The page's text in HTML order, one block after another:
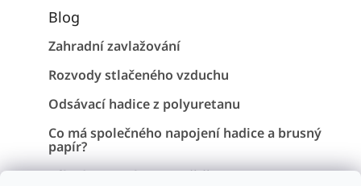
Blog
Zahradní zavlažování
Rozvody stlačeného vzduchu
Odsávací hadice z polyuretanu
Co má společného napojení hadice a brusný
papír?
Záhadu Stonehenge vyřešena !